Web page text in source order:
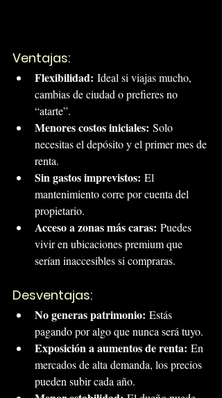
Ventajas:
Flexibilidad: Ideal si viajas mucho,
cambias de ciudad o prefieres no
“atarte”.
Menores costos iniciales: Solo
necesitas el depósito y el primer mes de
renta.
Sin gastos imprevistos: El
mantenimiento corre por cuenta del
propietario.
Acceso a zonas más caras: Puedes
vivir en ubicaciones premium que
serían inaccesibles si compraras.
Desventajas:
No generas patrimonio: Estás
pagando por algo que nunca será tuyo.
Exposición a aumentos de renta: En
mercados de alta demanda, los precios
pueden subir cada año.